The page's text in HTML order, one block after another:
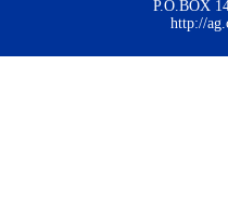
P.O.BOX
http://